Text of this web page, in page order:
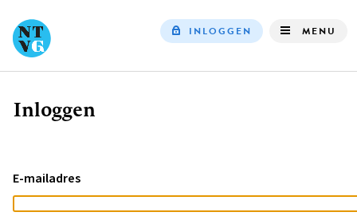
INLOGGEN MENU
Kruimelpad
Inloggen
E-mailadres